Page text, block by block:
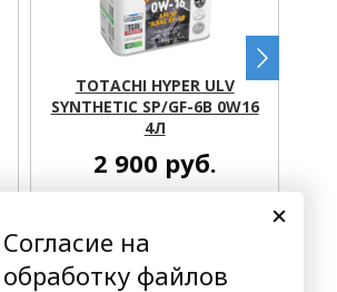
TOTACHI HYPER ULV
SYNTHETIC SP/GF-6B 0W16
4Л
2 900 руб.
Согласие на
обработку файлов